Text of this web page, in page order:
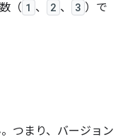
（ 1 、 2 、 3 ）で
つまり、バージョン